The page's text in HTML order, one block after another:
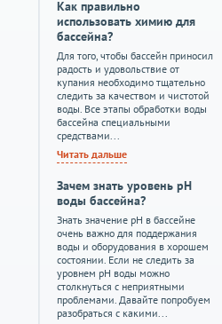
Как правильно
использовать химию для
бассейна?
Для того, чтобы бассейн приносил
радость и удовольствие от
купания необходимо тщательно
следить за качеством и чистотой
воды. Все этапы обработки воды
бассейна специальными
средствами...
Читать дальше
Зачем знать уровень pH
воды бассейна?
Знать значение pH в бассейне
очень важно для поддержания
воды и оборудования в хорошем
состоянии. Если не следить за
уровнем pH воды можно
столкнуться с неприятными
проблемами. Давайте попробуем
разобраться с какими...